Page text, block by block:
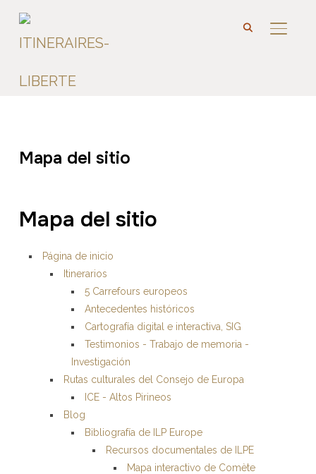
Mapa del sitio
Mapa del sitio
Página de inicio
Itinerarios
5 Carrefours europeos
Antecedentes históricos
Cartografía digital e interactiva, SIG
Testimonios - Trabajo de memoria -
Investigación
Rutas culturales del Consejo de Europa
ICE - Altos Pirineos
Blog
Bibliografía de ILP Europe
Recursos documentales de ILPE
Mapa interactivo de Comète